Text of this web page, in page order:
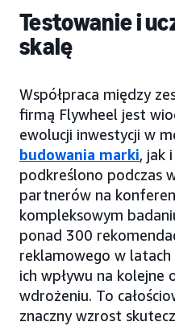
Testowanie i
skalę
Współpraca między
firmą Flywheel jest
ewolucji inwestycji w
budowania marki, jak
podkreślono podczas
partnerów na
kompleksowym
ponad 300
reklamowego w
ich wpływu na kolejne
wdrożeniu. To
znaczny wzrost